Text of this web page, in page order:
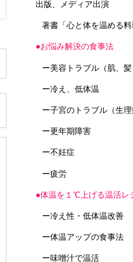
出版、メディア出演
著書「心と体を温める料
●お悩み解決の食事法
ー美容トラブル（肌、髪
ー冷え、低体温
ー子宮のトラブル（生理
ー更年期障害
ー不妊症
ー疲労
●体温を１℃上げる温活レ
ー冷え性・低体温改善
ー体温アップの食事法
ー味噌汁で温活